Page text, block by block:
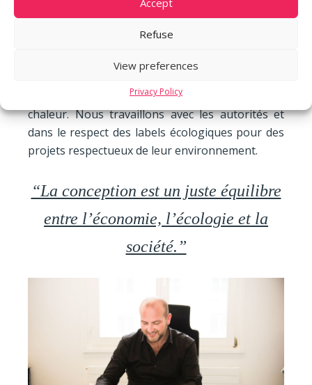
Refuse
View preferences
Privacy Policy
thermodynamique. Notre réflexion porte aussi
mise en place d’une végétation rigoureusement
pensée permet de protéger le bâtiment du soleil
couverture qui permet au contraire de garder la
chaleur. Nous travaillons avec les autorités et
dans le respect des labels écologiques pour des
projets respectueux de leur environnement.
“La conception est un juste équilibre
entre l’économie, l’écologie et la
société.”